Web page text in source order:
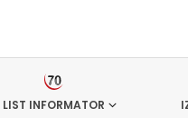
LIST INFORMATOR